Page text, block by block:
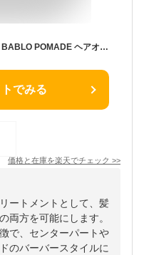
＼髪のダメージを補修＆髪型セット／ BABLO POMADE ヘアオイル メンズ 用 オーガニック 洗い流さないトリートメント ヘアケア ツヤ センターパート スタイリング セット ヘアバーム ヘアワックス 整髪料 バーバー ヘア BARBER クロップ フェード 送料無料
でみる
価格と在庫を楽天でチェック >>
ートメントとして、髪
両方を可能にします。
で、センターパートや
のバーバースタイルに